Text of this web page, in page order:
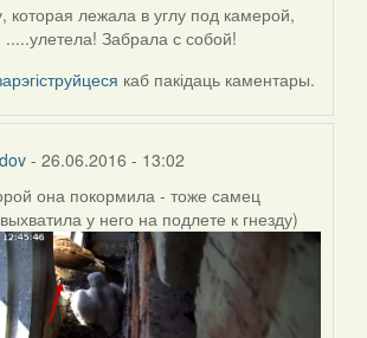
которая лежала в углу под камерой,
Забрала с собой!
каб пакідаць каментары.
- 26.06.2016 - 13:02
она покормила - тоже самец
у него на подлете к гнезду)